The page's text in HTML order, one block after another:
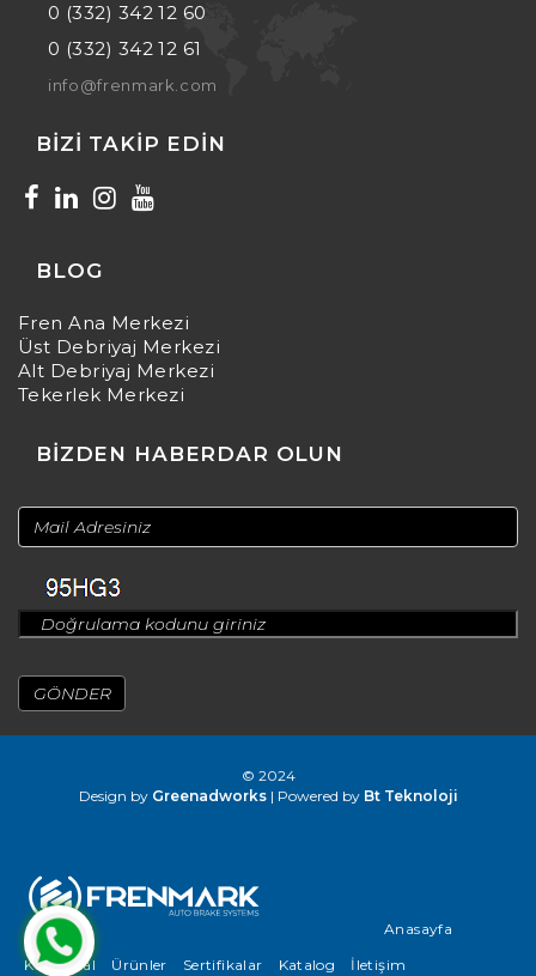
0 (332) 342 12 60
0 (332) 342 12 61
info@frenmark.com
BIZI TAKIP EDIN
BLOG
Fren Ana Merkezi
Üst Debriyaj Merkezi
Alt Debriyaj Merkezi
Tekerlek Merkezi
BİZDEN HABERDAR OLUN
© 2024
Design by Greenadworks| Powered by Bt Teknoloji
Anasayfa
Kurumsal
Ürünler Sertifikalar Katalog İletişim